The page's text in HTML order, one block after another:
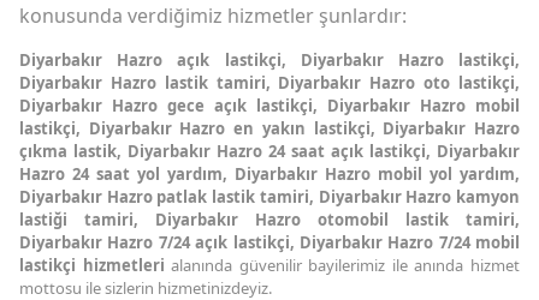
konusunda verdiğimiz hizmetler şunlardır:
Diyarbakır Hazro açık lastikçi, Diyarbakır Hazro lastikçi,
Diyarbakır Hazro lastik tamiri, Diyarbakır Hazro oto lastikçi,
Diyarbakır Hazro gece açık lastikçi, Diyarbakır Hazro mobil
lastikçi, Diyarbakır Hazro en yakın lastikçi, Diyarbakır Hazro
çıkma lastik, Diyarbakır Hazro 24 saat açık lastikçi, Diyarbakır
Hazro 24 saat yol yardım, Diyarbakır Hazro mobil yol yardım,
Diyarbakır Hazro patlak lastik tamiri, Diyarbakır Hazro kamyon
lastiği tamiri, Diyarbakır Hazro otomobil lastik tamiri,
Diyarbakır Hazro 7/24 açık lastikçi, Diyarbakır Hazro 7/24 mobil
lastikçi hizmetlerialanında güvenilir bayilerimiz ile anında hizmet
mottosu ile sizlerin hizmetinizdeyiz.